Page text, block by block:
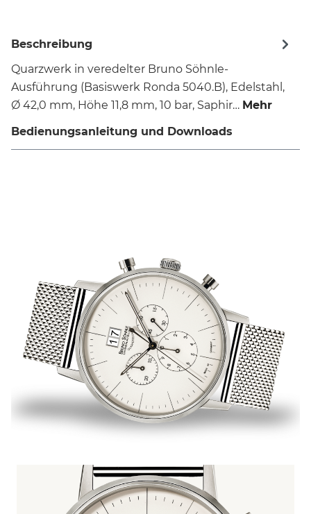
Beschreibung
Quarzwerk in veredelter Bruno Söhnle-
Ausführung (Basiswerk Ronda 5040.B), Edelstahl,
Ø 42,0 mm, Höhe 11,8 mm, 10 bar, Saphir… Mehr
Bedienungsanleitung und Downloads